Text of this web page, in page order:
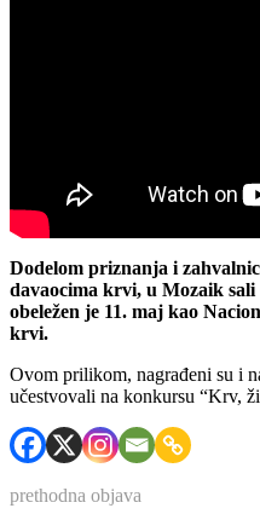
Dodelom priznanja i
davaocima krvi, u Mozaik
obeležen je 11. maj kao
krvi.
Ovom prilikom, nagrađeni su i
učestvovali na konkursu “Krv,
prethodna objava